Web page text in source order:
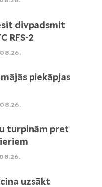
divpadsmit
RFS-2
piekāpjas
turpinām pret
uzsākt